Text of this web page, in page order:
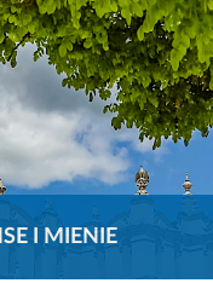
I MIENIE